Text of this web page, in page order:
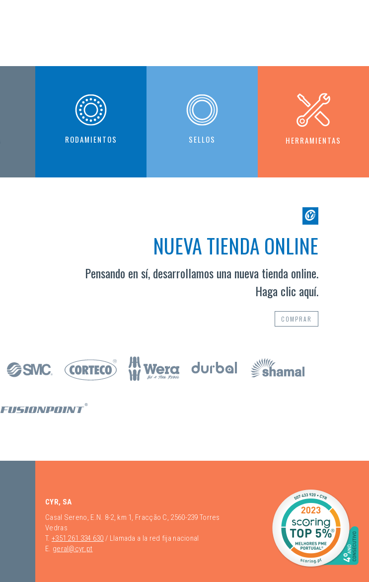
RODAMIENTOS SELLOS HERRAMIENTAS
NUEVA TIENDA ONLINE
Pensando en sí, desarrollamos una nueva tienda online.
Haga clic aquí.
COMPRAR
CYR, SA
Casal Sereno, E.N. 8-2, km 1, Fracção C, 2560-239 Torres
Vedras
T. +351 261 334 630 / Llamada a la red fija nacional
E. geral@cyr.pt